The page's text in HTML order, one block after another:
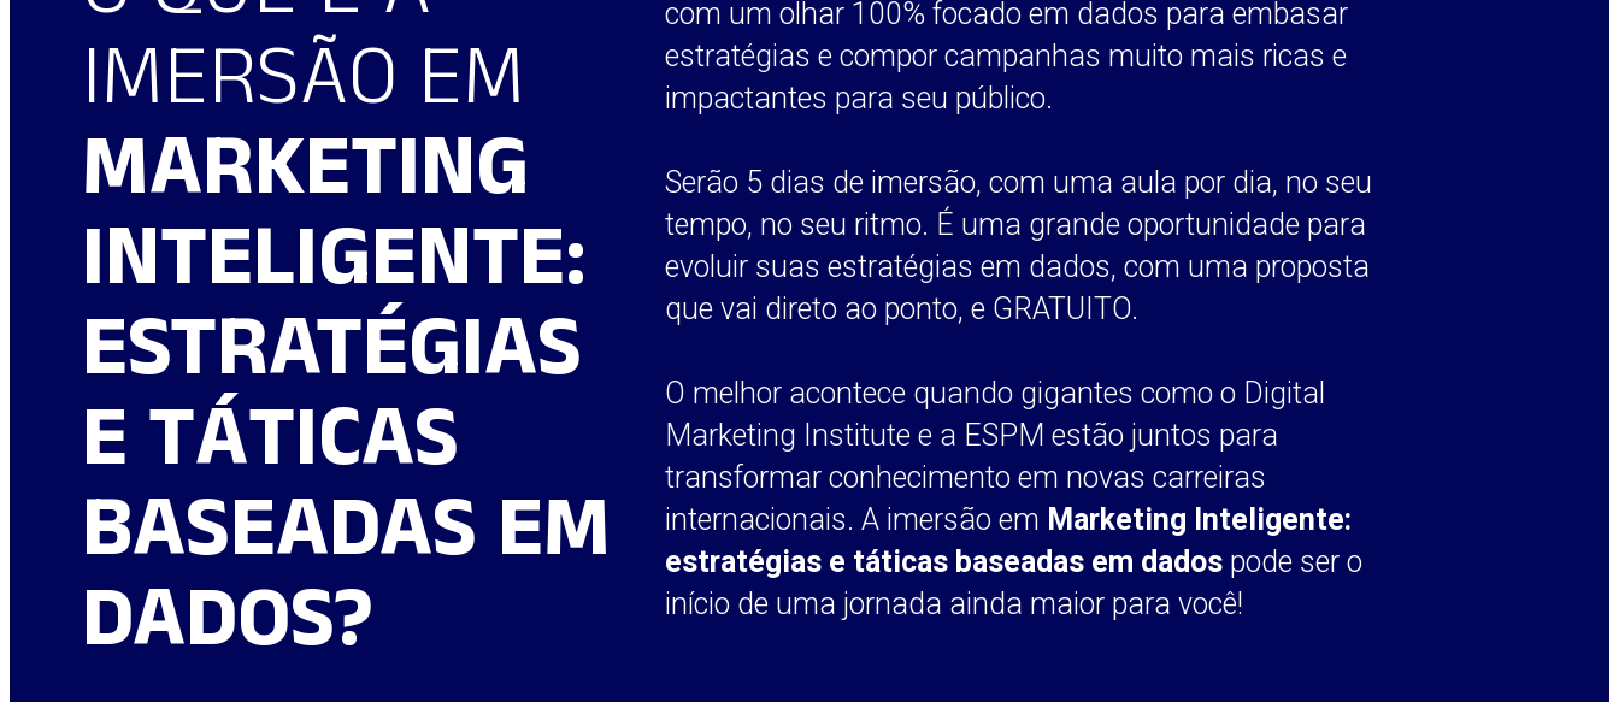
IMERSÃO EM
MARKETING
INTELIGENTE:
ESTRATÉGIAS
E TÁTICAS
BASEADAS EM
DADOS?
com um olhar 100% focado em dados para embasar
estratégias e compor campanhas muito mais ricas e
impactantes para seu público.
Serão 5 dias de imersão, com uma aula por dia, no seu
tempo, no seu ritmo. É uma grande oportunidade para
evoluir suas estratégias em dados, com uma proposta
que vai direto ao ponto, e GRATUITO.
O melhor acontece quando gigantes como o Digital
Marketing Institute e a ESPM estão juntos para
transformar conhecimento em novas carreiras
internacionais. A imersão em Marketing Inteligente:
estratégias e táticas baseadas em dadospode ser o
início de uma jornada ainda maior para você!